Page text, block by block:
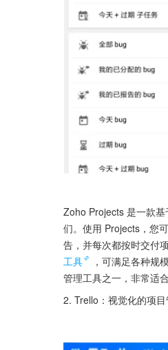
Zoho Projects 是一款
们。使用 Projects，您
告，并每次都按时交付
工具
，可满足各种规
管理工具之一，非常适
2. Trello：视觉化的项